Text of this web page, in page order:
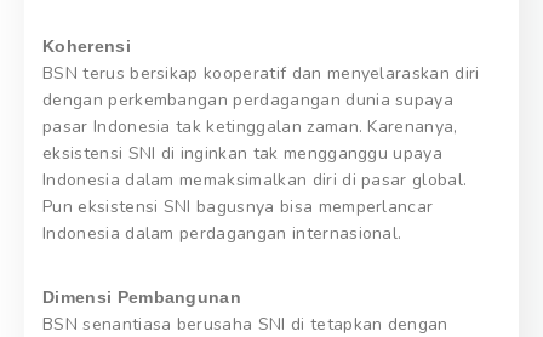
Koherensi
BSN terus bersikap kooperatif dan menyelaraskan diri
dengan perkembangan perdagangan dunia supaya
pasar Indonesia tak ketinggalan zaman. Karenanya,
eksistensi SNI di inginkan tak mengganggu upaya
Indonesia dalam memaksimalkan diri di pasar global.
Pun eksistensi SNI bagusnya bisa memperlancar
Indonesia dalam perdagangan internasional.
Dimensi Pembangunan
BSN senantiasa berusaha SNI di tetapkan dengan